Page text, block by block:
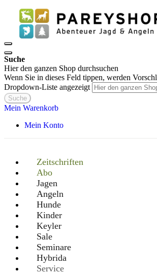
Suche
Hier den ganzen Shop durchsuchen
Wenn Sie in dieses Feld tippen, werden
Dropdown-Liste angezeigt
Suche
Mein Warenkorb
Mein Konto
Zeitschriften
Abo
Jagen
Angeln
Hunde
Kinder
Keyler
Sale
Seminare
Hybrida
Service